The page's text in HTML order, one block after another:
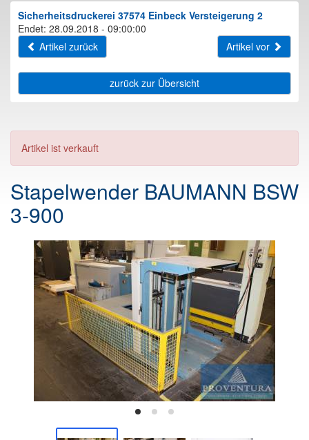
Sicherheitsdruckerei 37574 Einbeck Versteigerung 2
Endet: 28.09.2018 - 09:00:00
Artikel zurück
Artikel vor
zurück zur Übersicht
Artikel ist verkauft
Stapelwender BAUMANN BSW
3-900